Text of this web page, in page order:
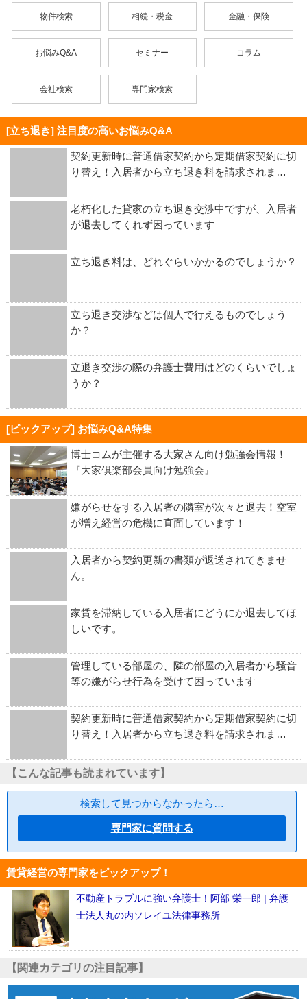
物件検索 相続・税金 金融・保険
お悩みQ&A セミナー コラム
会社検索 専門家検索
[立ち退き] 注目度の高いお悩みQ&A
契約更新時に普通借家契約から定期借家契約に切
り替え！入居者から立ち退き料を請求されま…
老朽化した貸家の立ち退き交渉中ですが、入居者
が退去してくれず困っています
立ち退き料は、どれぐらいかかるのでしょうか？
立ち退き交渉などは個人で行えるものでしょう
か？
立退き交渉の際の弁護士費用はどのくらいでしょ
うか？
[ピックアップ] お悩みQ&A特集
博士コムが主催する大家さん向け勉強会情報！
『大家倶楽部会員向け勉強会』
嫌がらせをする入居者の隣室が次々と退去！空室
が増え経営の危機に直面しています！
入居者から契約更新の書類が返送されてきませ
ん。
家賃を滞納している入居者にどうにか退去してほ
しいです。
管理している部屋の、隣の部屋の入居者から騒音
等の嫌がらせ行為を受けて困っています
契約更新時に普通借家契約から定期借家契約に切
り替え！入居者から立ち退き料を請求されま…
【こんな記事も読まれています】
検索して見つからなかったら…
専門家に質問する
賃貸経営の専門家をピックアップ！
不動産トラブルに強い弁護士！阿部 栄一郎 | 弁護
士法人丸の内ソレイユ法律事務所
【関連カテゴリの注目記事】